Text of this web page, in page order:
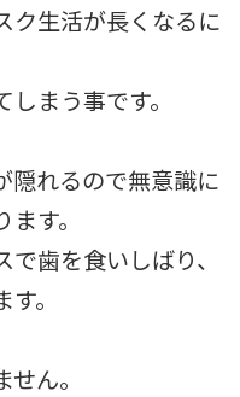
ク生活が長くなるに
まう事です。
隠れるので無意識に
す。
歯を食いしばり、
。
ん。